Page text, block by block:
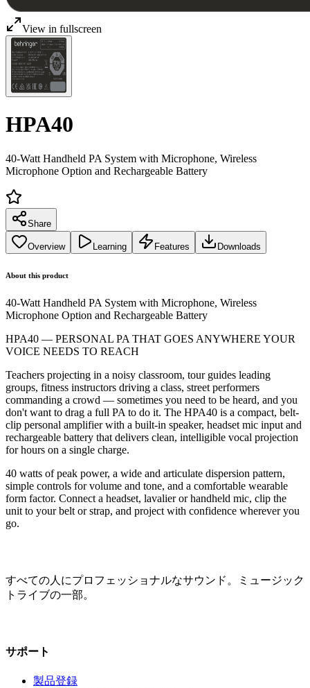
View in fullscreen
HPA40
40-Watt Handheld PA System with Microphone, Wireless
Microphone Option and Rechargeable Battery
Share
Overview Learning Features Downloads
About this product
40-Watt Handheld PA System with Microphone, Wireless
Microphone Option and Rechargeable Battery
HPA40 — PERSONAL PA THAT GOES ANYWHERE YOUR
VOICE NEEDS TO REACH
Teachers projecting in a noisy classroom, tour guides leading
groups, fitness instructors driving a class, street performers
commanding a crowd — sometimes you need to be heard, and you
don't want to drag a full PA to do it. The HPA40 is a compact, belt-
clip personal amplifier with a built-in speaker, headset mic input and
rechargeable battery that delivers clean, intelligible vocal projection
for hours on a single charge.
40 watts of peak power, a wide and articulate dispersion pattern,
simple controls for volume and tone, and a comfortable wearable
form factor. Connect a headset, lavalier or handheld mic, clip the
unit to your belt or strap, and project with confidence wherever you
go.
すべての人にプロフェッショナルなサウンド。ミュージック
トライブの一部。
サポート
製品登録